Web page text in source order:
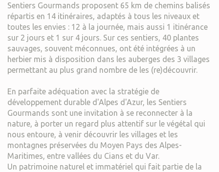
Sentiers Gourmands proposent 65 km de chemins balisés
répartis en 14 itinéraires, adaptés à tous les niveaux et
toutes les envies : 12 à la journée, mais aussi 1 itinérance
sur 2 jours et 1 sur 4 jours. Sur ces sentiers, 40 plantes
sauvages, souvent méconnues, ont été intégrées à un
herbier mis à disposition dans les auberges des 3 villages
permettant au plus grand nombre de les (re)découvrir.
En parfaite adéquation avec la stratégie de
développement durable d'Alpes d'Azur, les Sentiers
Gourmands sont une invitation à se reconnecter à la
nature, à porter un regard plus attentif sur le végétal qui
nous entoure, à venir découvrir les villages et les
montagnes préservées du Moyen Pays des Alpes-
Maritimes, entre vallées du Cians et du Var.
Un patrimoine naturel et immatériel qui fait partie de la